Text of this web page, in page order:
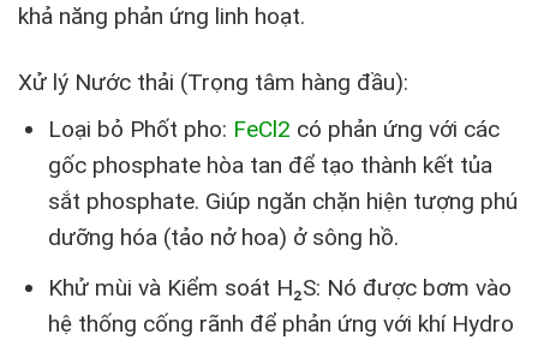
khả năng phản ứng linh hoạt.
Xử lý Nước thải (Trọng tâm hàng đầu):
Loại bỏ Phốt pho: FeCl2 có phản ứng với các
gốc phosphate hòa tan để tạo thành kết tủa
sắt phosphate. Giúp ngăn chặn hiện tượng phú
dưỡng hóa (tảo nở hoa) ở sông hồ.
Khử mùi và Kiểm soát H₂S: Nó được bơm vào
hệ thống cống rãnh để phản ứng với khí Hydro